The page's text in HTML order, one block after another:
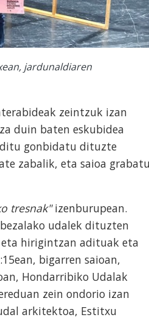
jardunaldiaren
zeintzuk izan
duin baten eskubidea
gonbidatu dituzte
zabalik, eta saioa
tresnak"izenburupean.
udalek dituzten
hirigintzan adituak eta
bigarren saioan,
Hondarribiko Udalak
zein ondorio izan
arkitektoa, Estitxu